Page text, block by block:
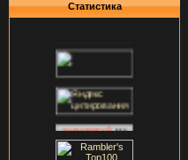
Статистика